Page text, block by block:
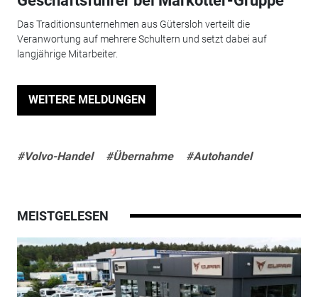
Das Traditionsunternehmen aus Gütersloh verteilt die
Veranwortung auf mehrere Schultern und setzt dabei auf
langjährige Mitarbeiter.
WEITERE MELDUNGEN
#Volvo-Handel #Übernahme #Autohandel
MEISTGELESEN